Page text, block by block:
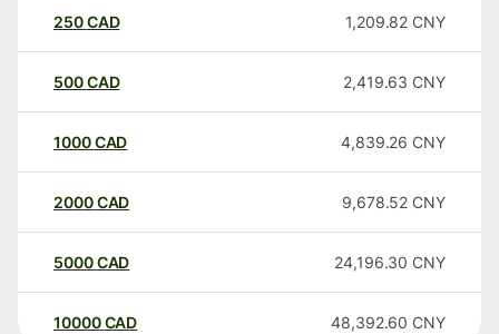
250CAD 1,209.82 CNY
500CAD 2,419.63 CNY
1000CAD 4,839.26 CNY
2000CAD 9,678.52 CNY
5000CAD 24,196.30 CNY
10000 CAD 48,392.60 CNY